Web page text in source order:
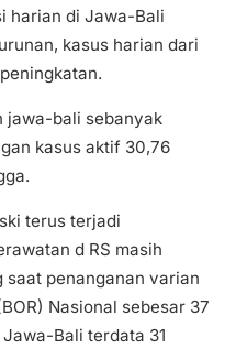
harian di Jawa-Bali
kasus harian dari
jawa-bali sebanyak
kasus aktif 30,76
terus terjadi
d RS masih
penanganan varian
Nasional sebesar 37
Bali terdata 31